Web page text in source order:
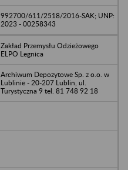
992700/611/2518/2016-SAK; UNP:
2023 - 00258343
Zakład Przemysłu Odzieżowego
ELPO Legnica
Archiwum Depozytowe Sp. z o.o. w
Lublinie - 20-207 Lublin, ul.
Turystyczna 9 tel. 81 748 92 18